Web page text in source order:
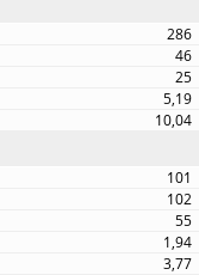
286
46
25
5,19
10,04
101
102
55
1,94
3,77